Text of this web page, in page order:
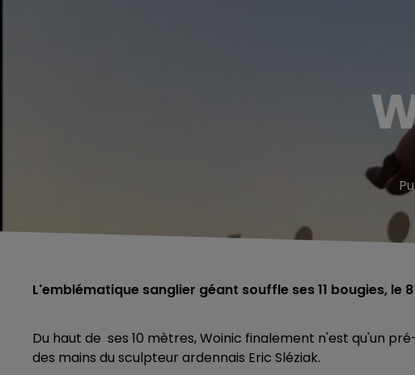
L'emblématique sanglier géant souffle ses 11 bougies, le
Du haut de ses 10 mètres, Woinic finalement n'est qu'un
des mains du sculpteur ardennais Eric Sléziak.